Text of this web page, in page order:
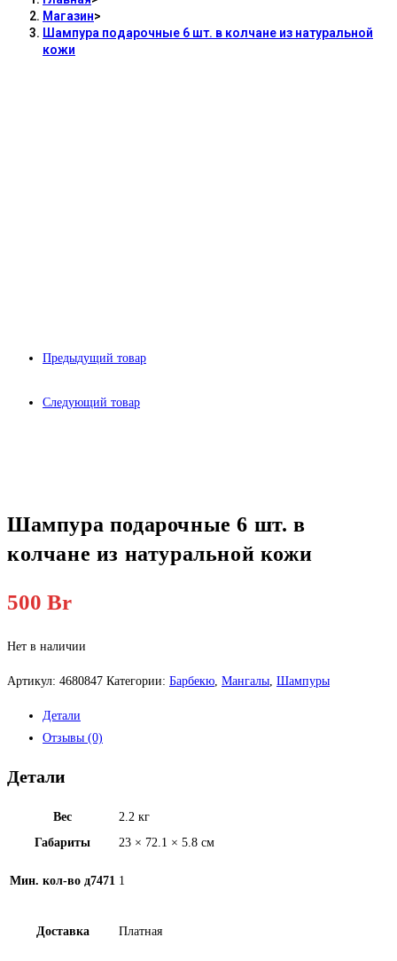
Магазин>
Шампура подарочные 6 шт. в колчане из натуральной
кожи
Предыдущий товар
Следующий товар
Шампура подарочные 6 шт. в
колчане из натуральной кожи
500 Br
Нет в наличии
Артикул: 4680847 Категории: Барбекю, Мангалы, Шампуры
Детали
Отзывы (0)
Детали
Вес
2.2 кг
Габариты
23 × 72.1 × 5.8 см
Мин. кол-во д7471 1
Доставка Платная